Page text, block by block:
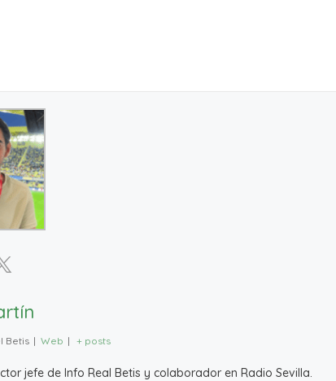
Betis | Web | + posts
jefe de Info Real Betis y colaborador en Radio Sevilla.